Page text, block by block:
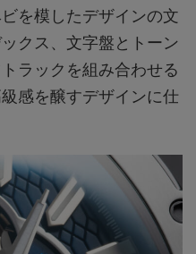
を模したデザインの文
クス、文字盤とトーン
ラックを組み合わせる
感を醸すデザインに仕